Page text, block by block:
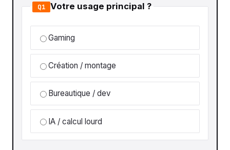
Q1 Votre usage principal ?
Gaming
Création / montage
Bureautique / dev
IA / calcul lourd